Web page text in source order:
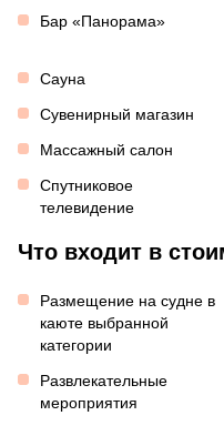
Бар «Панорама»
Сауна
Сувенирный магазин
Массажный салон
Спутниковое
телевидение
Что входит в
Размещение на судне в
каюте выбранной
категории
Развлекательные
мероприятия